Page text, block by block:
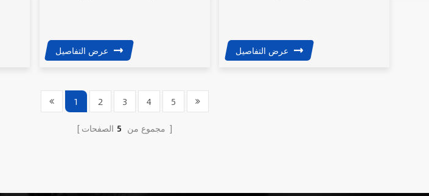
عرض التفاصيل عرض التفاصيل
1 2 3 4
5
مجموع من 5